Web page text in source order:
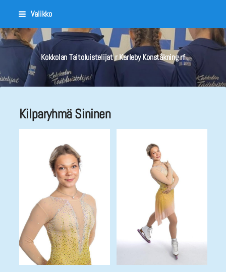
Siirry
sivun
sisältöön
Valikko
Kokkolan Taitoluistelijat r Karleby Konståkning rf
Kilparyhmä Sininen